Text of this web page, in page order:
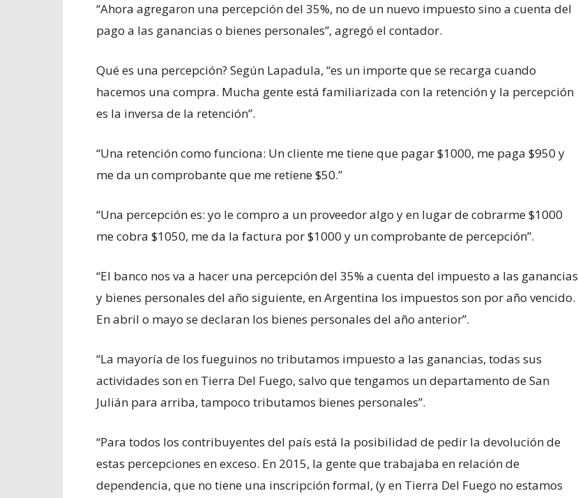
“Ahora agregaron una percepción del 35%, no de un nuevo impuesto sino a cuenta del
pago a las ganancias o bienes personales”, agregó el contador.
Qué es una percepción? Según Lapadula, “es un importe que se recarga cuando
hacemos una compra. Mucha gente está familiarizada con la retención y la percepción
es la inversa de la retención”.
“Una retención como funciona: Un cliente me tiene que pagar $1000, me paga $950 y
me da un comprobante que me retiene $50.”
“Una percepción es: yo le compro a un proveedor algo y en lugar de cobrarme $1000
me cobra $1050, me da la factura por $1000 y un comprobante de percepción”.
“El banco nos va a hacer una percepción del 35% a cuenta del impuesto a las ganancias
y bienes personales del año siguiente, en Argentina los impuestos son por año vencido.
En abril o mayo se declaran los bienes personales del año anterior”.
“La mayoría de los fueguinos no tributamos impuesto a las ganancias, todas sus
actividades son en Tierra Del Fuego, salvo que tengamos un departamento de San
Julián para arriba, tampoco tributamos bienes personales”.
“Para todos los contribuyentes del país está la posibilidad de pedir la devolución de
estas percepciones en exceso. En 2015, la gente que trabajaba en relación de
dependencia, que no tiene una inscripción formal, (y en Tierra Del Fuego no estamos